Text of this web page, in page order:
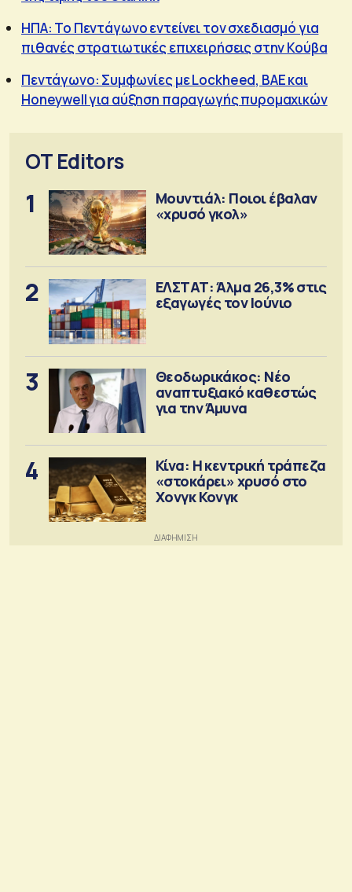
ΗΠΑ: Το Πεντάγωνο εντείνει τον σχεδιασμό για
πιθανές στρατιωτικές επιχειρήσεις στην Κούβα
Πεντάγωνο: Συμφωνίες με Lockheed, BAE και
Honeywell για αύξηση παραγωγής πυρομαχικών
OT Editors
1
Μουντιάλ: Ποιοι έβαλαν
«χρυσό γκολ»
2
ΕΛΣΤΑΤ: Άλμα 26,3% στις
εξαγωγές τον Ιούνιο
3
Θεοδωρικάκος: Νέο
αναπτυξιακό καθεστώς
για την Άμυνα
4
Κίνα: Η κεντρική τράπεζα
«στοκάρει» χρυσό στο
Χονγκ Κονγκ